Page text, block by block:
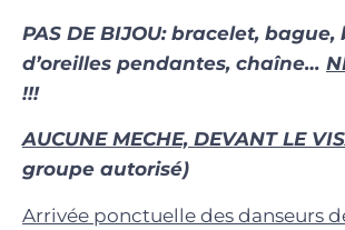
PAS DE BIJOU: bracelet, bague,
d’oreilles pendantes, chaîne…
!!!
AUCUNE MECHE, DEVANT LE
groupe autorisé)
Arrivée ponctuelle des danseurs